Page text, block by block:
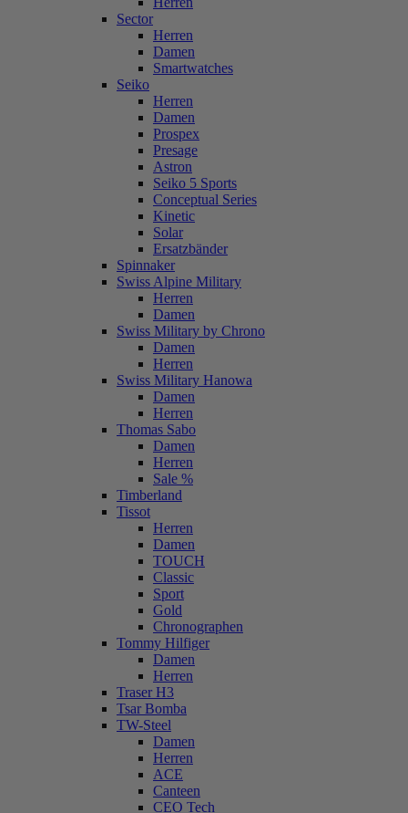
Sector
Herren
Damen
Smartwatches
Seiko
Herren
Damen
Prospex
Presage
Astron
Seiko 5 Sports
Conceptual Series
Kinetic
Solar
Ersatzbänder
Spinnaker
Swiss Alpine Military
Herren
Damen
Swiss Military by Chrono
Damen
Herren
Swiss Military Hanowa
Damen
Herren
Thomas Sabo
Damen
Herren
Sale %
Timberland
Tissot
Herren
Damen
TOUCH
Classic
Sport
Gold
Chronographen
Tommy Hilfiger
Damen
Herren
Traser H3
Tsar Bomba
TW-Steel
Damen
Herren
ACE
Canteen
CEO Tech